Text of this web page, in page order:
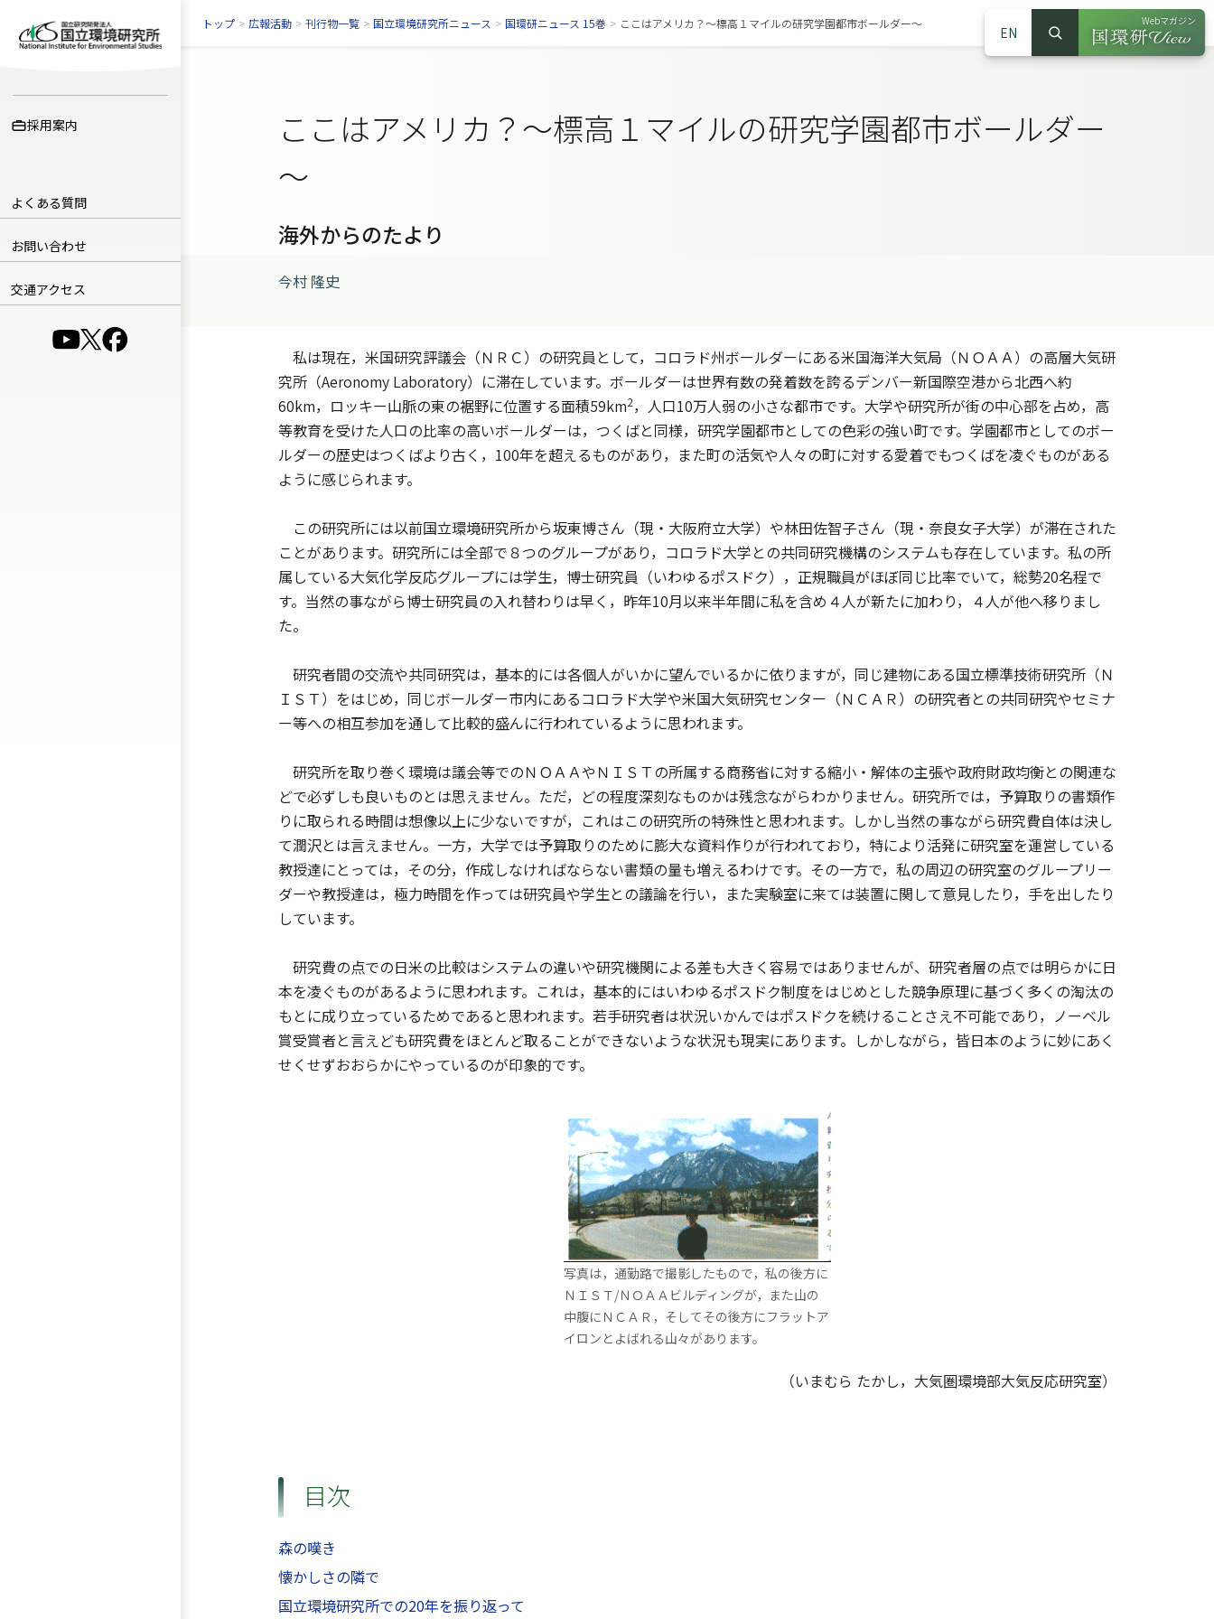
採用案内
よくある質問
お問い合わせ
交通アクセス
（別ウインドウで開きます）
（別ウインドウで開きます）
（別ウインドウで開きます）
EN
サイト内検索
検索
Webマガジン
（別ウインドウ
トップ > 広報活動 > 刊行物一覧 > 国立環境研究所ニュース > 国環研ニュース 15巻 > ここはアメリカ？～標高１マイルの研究学園都市ボールダー～
ここはアメリカ？～標高１マイルの研究学園都市ボールダー
～
海外からのたより
今村 隆史
私は現在，米国研究評議会（ＮＲＣ）の研究員として，コロラド州ボールダーにある米国海洋大気局（ＮＯＡＡ）の高層大気研
究所（Aeronomy Laboratory）に滞在しています。ボールダーは世界有数の発着数を誇るデンバー新国際空港から北西へ約
60km，ロッキー山脈の東の裾野に位置する面積59km2，人口10万人弱の小さな都市です。大学や研究所が街の中心部を占め，高
等教育を受けた人口の比率の高いボールダーは，つくばと同様，研究学園都市としての色彩の強い町です。学園都市としてのボー
ルダーの歴史はつくばより古く，100年を超えるものがあり，また町の活気や人々の町に対する愛着でもつくばを凌ぐものがある
ように感じられます。
この研究所には以前国立環境研究所から坂東博さん（現・大阪府立大学）や林田佐智子さん（現・奈良女子大学）が滞在された
ことがあります。研究所には全部で８つのグループがあり，コロラド大学との共同研究機構のシステムも存在しています。私の所
属している大気化学反応グループには学生，博士研究員（いわゆるポスドク），正規職員がほぼ同じ比率でいて，総勢20名程で
す。当然の事ながら博士研究員の入れ替わりは早く，昨年10月以来半年間に私を含め４人が新たに加わり，４人が他へ移りまし
た。
研究者間の交流や共同研究は，基本的には各個人がいかに望んでいるかに依りますが，同じ建物にある国立標準技術研究所（Ｎ
ＩＳＴ）をはじめ，同じボールダー市内にあるコロラド大学や米国大気研究センター（ＮＣＡＲ）の研究者との共同研究やセミナ
ー等への相互参加を通して比較的盛んに行われているように思われます。
研究所を取り巻く環境は議会等でのＮＯＡＡやＮＩＳＴの所属する商務省に対する縮小・解体の主張や政府財政均衡との関連な
どで必ずしも良いものとは思えません。ただ，どの程度深刻なものかは残念ながらわかりません。研究所では，予算取りの書類作
りに取られる時間は想像以上に少ないですが，これはこの研究所の特殊性と思われます。しかし当然の事ながら研究費自体は決し
て潤沢とは言えません。一方，大学では予算取りのために膨大な資料作りが行われており，特により活発に研究室を運営している
教授達にとっては，その分，作成しなければならない書類の量も増えるわけです。その一方で，私の周辺の研究室のグループリー
ダーや教授達は，極力時間を作っては研究員や学生との議論を行い，また実験室に来ては装置に関して意見したり，手を出したり
しています。
研究費の点での日米の比較はシステムの違いや研究機関による差も大きく容易ではありませんが、研究者層の点では明らかに日
本を凌ぐものがあるように思われます。これは，基本的にはいわゆるポスドク制度をはじめとした競争原理に基づく多くの淘汰の
もとに成り立っているためであると思われます。若手研究者は状況いかんではポスドクを続けることさえ不可能であり，ノーベル
賞受賞者と言えども研究費をほとんど取ることができないような状況も現実にあります。しかしながら，皆日本のように妙にあく
せくせずおおらかにやっているのが印象的です。
写真は，通勤路で撮影したもので，私の後方に
ＮＩＳＴ/ＮＯＡＡビルディングが，また山の
中腹にＮＣＡＲ，そしてその後方にフラットア
イロンとよばれる山々があります。
（いまむら たかし，大気圏環境部大気反応研究室）
目次
森の嘆き
懐かしさの隣で
国立環境研究所での20年を振り返って